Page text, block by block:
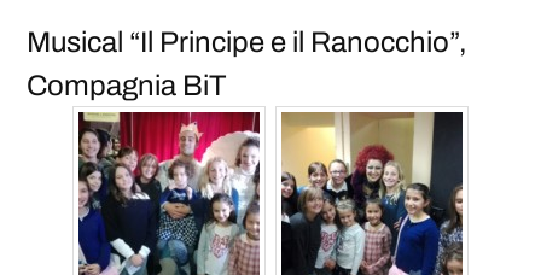
Musical “Il Principe e il Ranocchio”,
Compagnia BiT